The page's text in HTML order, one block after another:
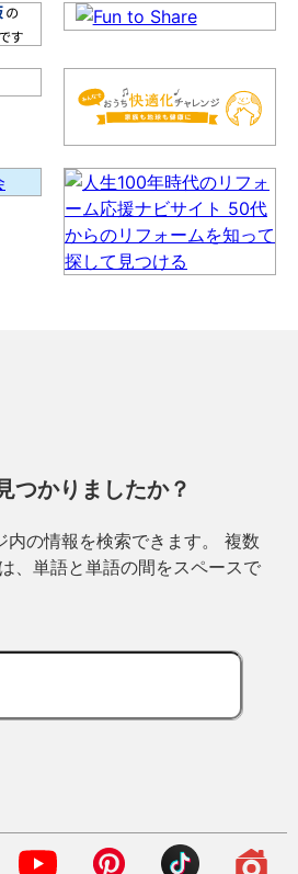
つかりましたか？
内の情報を検索できます。 複数
、単語と単語の間をスペースで